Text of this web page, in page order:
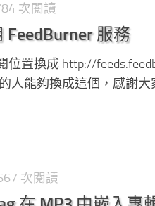
次閱讀
FeedBurner 服務
位置換成 http://
人能夠換成這個，感謝大
次閱讀